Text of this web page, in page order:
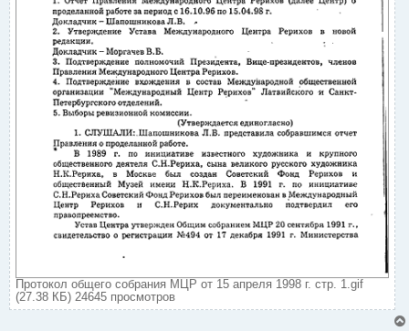
Протокол общего собрания МЦР от 15 апреля 1998 г. стр. 1.gif
(27.38 КБ) 24645 просмотров